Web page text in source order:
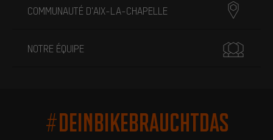
COMMUNAUTÉ D'AIX-LA-CHAPELLE
NOTRE ÉQUIPE
#DEINBIKEBRAUCHTDAS